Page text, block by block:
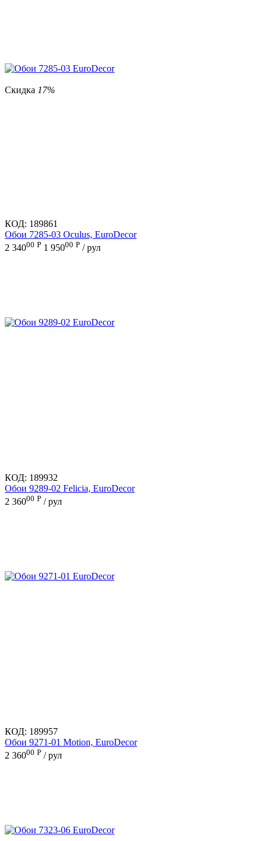
Скидка 17%
КОД: 189861
Обои 7285-03 Oculus, EuroDecor
2 34000 Р 1 95000 Р / рул
КОД: 189932
Обои 9289-02 Felicia, EuroDecor
2 36000 Р / рул
КОД: 189957
Обои 9271-01 Motion, EuroDecor
2 36000 Р / рул